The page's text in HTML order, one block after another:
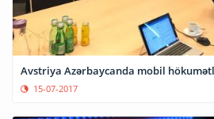
Avstriya Azərbaycanda mobil
15-07-2017